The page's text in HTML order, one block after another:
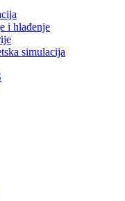
i hlađenje
simulacija